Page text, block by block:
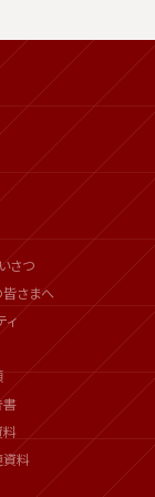
さつ
さまへ
ィ
書
料